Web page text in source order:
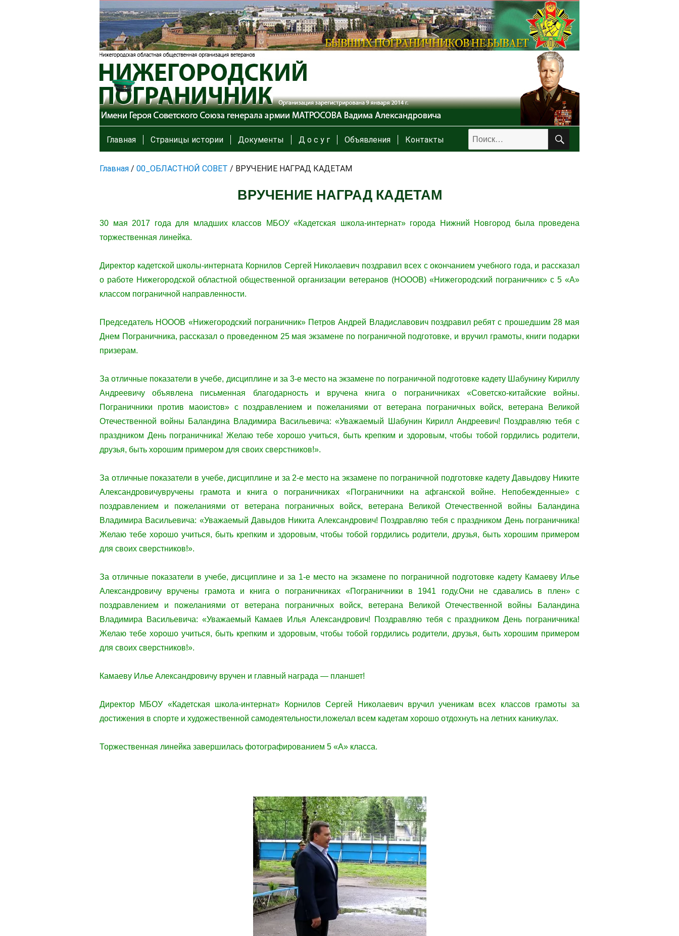
Искать: ПОИСК
Главная Страницы истории Документы Д о с у г Объявления Контакты
Главная / 00_ОБЛАСТНОЙ СОВЕТ / ВРУЧЕНИЕ НАГРАД КАДЕТАМ
ВРУЧЕНИЕ НАГРАД КАДЕТАМ
30 мая 2017 года для младших классов МБОУ «Кадетская школа-интернат» города Нижний Новгород была проведена
торжественная линейка.
Директор кадетской школы-интерната Корнилов Сергей Николаевич поздравил всех с окончанием учебного года, и рассказал
о работе Нижегородской областной общественной организации ветеранов (НОООВ) «Нижегородский пограничник» с 5 «А»
классом пограничной направленности.
Председатель НОООВ «Нижегородский пограничник» Петров Андрей Владиславович поздравил ребят с прошедшим 28 мая
Днем Пограничника, рассказал о проведенном 25 мая экзамене по пограничной подготовке, и вручил грамоты, книги подарки
призерам.
За отличные показатели в учебе, дисциплине и за 3-е место на экзамене по пограничной подготовке кадету Шабунину Кириллу
Андреевичу объявлена письменная благодарность и вручена книга о пограничниках «Советско-китайские войны.
Пограничники против маоистов» с поздравлением и пожеланиями от ветерана пограничных войск, ветерана Великой
Отечественной войны Баландина Владимира Васильевича: «Уважаемый Шабунин Кирилл Андреевич! Поздравляю тебя с
праздником День пограничника! Желаю тебе хорошо учиться, быть крепким и здоровым, чтобы тобой гордились родители,
друзья, быть хорошим примером для своих сверстников!».
За отличные показатели в учебе, дисциплине и за 2-е место на экзамене по пограничной подготовке кадету Давыдову Никите
Александровичувручены грамота и книга о пограничниках «Пограничники на афганской войне. Непобежденные» с
поздравлением и пожеланиями от ветерана пограничных войск, ветерана Великой Отечественной войны Баландина
Владимира Васильевича: «Уважаемый Давыдов Никита Александрович! Поздравляю тебя с праздником День пограничника!
Желаю тебе хорошо учиться, быть крепким и здоровым, чтобы тобой гордились родители, друзья, быть хорошим примером
для своих сверстников!».
За отличные показатели в учебе, дисциплине и за 1-е место на экзамене по пограничной подготовке кадету Камаеву Илье
Александровичу вручены грамота и книга о пограничниках «Пограничники в 1941 году.Они не сдавались в плен» с
поздравлением и пожеланиями от ветерана пограничных войск, ветерана Великой Отечественной войны Баландина
Владимира Васильевича: «Уважаемый Камаев Илья Александрович! Поздравляю тебя с праздником День пограничника!
Желаю тебе хорошо учиться, быть крепким и здоровым, чтобы тобой гордились родители, друзья, быть хорошим примером
для своих сверстников!».
Камаеву Илье Александровичу вручен и главный награда — планшет!
Директор МБОУ «Кадетская школа-интернат» Корнилов Сергей Николаевич вручил ученикам всех классов грамоты за
достижения в спорте и художественной самодеятельности,пожелал всем кадетам хорошо отдохнуть на летних каникулах.
Торжественная линейка завершилась фотографированием 5 «А» класса.